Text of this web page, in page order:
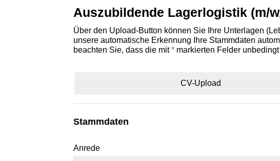
Auszubildende Lagerlogistik (m/
Über den Upload-Button können Sie Ihre Unterlagen
unsere automatische Erkennung Ihre Stammdaten
beachten Sie, dass die mit* markierten Felder
CV-Upload
Stammdaten
Anrede